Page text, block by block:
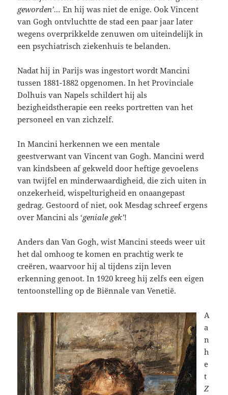
geworden’…En hij was niet de enige. Ook Vincent
van Gogh ontvluchtte de stad een paar jaar later
wegens overprikkelde zenuwen om uiteindelijk in
een psychiatrisch ziekenhuis te belanden.
Nadat hij in Parijs was ingestort wordt Mancini
tussen 1881-1882 opgenomen. In het Provinciale
Dolhuis van Napels schildert hij als
bezigheidstherapie een reeks portretten van het
personeel en van zichzelf.
In Mancini herkennen we een mentale
geestverwant van Vincent van Gogh. Mancini werd
van kindsbeen af gekweld door heftige gevoelens
van twijfel en minderwaardigheid, die zich uiten in
onzekerheid, wispelturigheid en onaangepast
gedrag. Gestoord of niet, ook Mesdag schreef ergens
over Mancini als ‘geniale gek’!
Anders dan Van Gogh, wist Mancini steeds weer uit
het dal omhoog te komen en prachtig werk te
creëren, waarvoor hij al tijdens zijn leven
erkenning genoot. In 1920 kreeg hij zelfs een eigen
tentoonstelling op de Biënnale van Venetië.
A
a
n
h
e
t
Z